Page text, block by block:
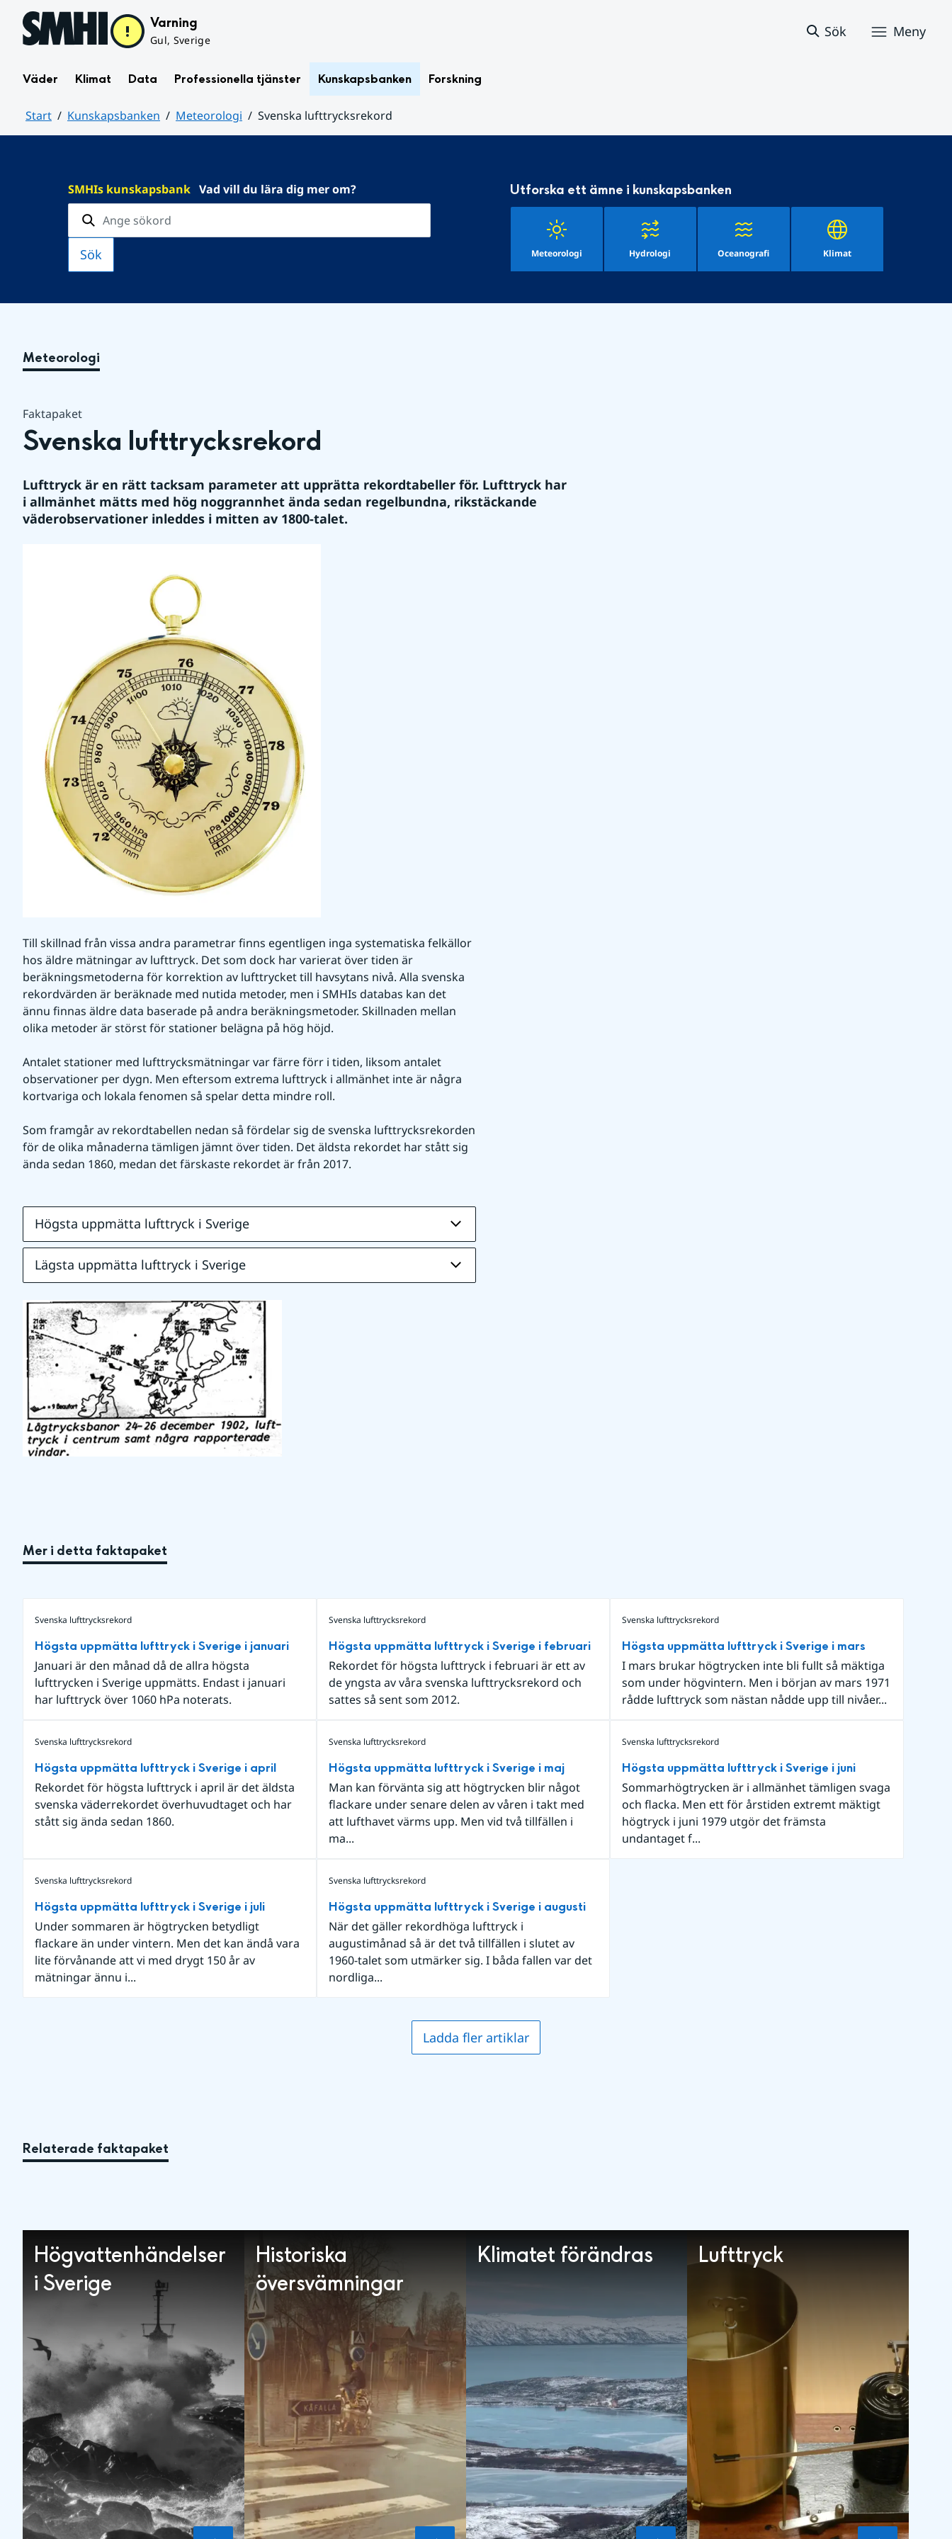
Hoppa till sidans innehåll Varning
Gul, Sverige
Sök Meny
Väder Klimat Data Professionella tjänster Kunskapsbanken Forskning
Start Kunskapsbanken Meteorologi
Svenska lufttrycksrekord
SMHIs kunskapsbank Vad vill du lära dig mer om? Utforska ett ämne i kunskapsbanken
Meteorologi Hydrologi Oceanografi Klimat
Meteorologi
Faktapaket
Svenska lufttrycksrekord
Lufttryck är en rätt tacksam parameter att upprätta rekordtabeller för. Lufttryck har
i allmänhet mätts med hög noggrannhet ända sedan regelbundna, rikstäckande
väderobservationer inleddes i mitten av 1800-talet.
Till skillnad från vissa andra parametrar finns egentligen inga systematiska felkällor
hos äldre mätningar av lufttryck. Det som dock har varierat över tiden är
beräkningsmetoderna för korrektion av lufttrycket till havsytans nivå. Alla svenska
rekordvärden är beräknade med nutida metoder, men i SMHIs databas kan det
ännu finnas äldre data baserade på andra beräkningsmetoder. Skillnaden mellan
olika metoder är störst för stationer belägna på hög höjd.
Antalet stationer med lufttrycksmätningar var färre förr i tiden, liksom antalet
observationer per dygn. Men eftersom extrema lufttryck i allmänhet inte är några
kortvariga och lokala fenomen så spelar detta mindre roll.
Som framgår av rekordtabellen nedan så fördelar sig de svenska lufttrycksrekorden
för de olika månaderna tämligen jämnt över tiden. Det äldsta rekordet har stått sig
ända sedan 1860, medan det färskaste rekordet är från 2017.
Högsta uppmätta lufttryck i Sverige
Lägsta uppmätta lufttryck i Sverige
Mer i detta faktapaket
Svenska lufttrycksrekord
Högsta uppmätta lufttryck i Sverige i januari
Januari är den månad då de allra högsta
lufttrycken i Sverige uppmätts. Endast i januari
har lufttryck över 1060 hPa noterats.
Svenska lufttrycksrekord
Högsta uppmätta lufttryck i Sverige i februari
Rekordet för högsta lufttryck i februari är ett av
de yngsta av våra svenska lufttrycksrekord och
sattes så sent som 2012.
Svenska lufttrycksrekord
Högsta uppmätta lufttryck i Sverige i mars
I mars brukar högtrycken inte bli fullt så mäktiga
som under högvintern. Men i början av mars 1971
rådde lufttryck som nästan nådde upp till nivåer...
Svenska lufttrycksrekord
Högsta uppmätta lufttryck i Sverige i april
Rekordet för högsta lufttryck i april är det äldsta
svenska väderrekordet överhuvudtaget och har
stått sig ända sedan 1860.
Svenska lufttrycksrekord
Högsta uppmätta lufttryck i Sverige i maj
Man kan förvänta sig att högtrycken blir något
flackare under senare delen av våren i takt med
att lufthavet värms upp. Men vid två tillfällen i
ma...
Svenska lufttrycksrekord
Högsta uppmätta lufttryck i Sverige i juni
Sommarhögtrycken är i allmänhet tämligen svaga
och flacka. Men ett för årstiden extremt mäktigt
högtryck i juni 1979 utgör det främsta
undantaget f...
Svenska lufttrycksrekord
Högsta uppmätta lufttryck i Sverige i juli
Under sommaren är högtrycken betydligt
flackare än under vintern. Men det kan ändå vara
lite förvånande att vi med drygt 150 år av
mätningar ännu i...
Svenska lufttrycksrekord
Högsta uppmätta lufttryck i Sverige i augusti
När det gäller rekordhöga lufttryck i
augustimånad så är det två tillfällen i slutet av
1960-talet som utmärker sig. I båda fallen var det
nordliga...
Ladda fler artiklar
Relaterade faktapaket
Högvattenhändelser
i Sverige
Historiska
översvämningar
Klimatet förändras Lufttryck